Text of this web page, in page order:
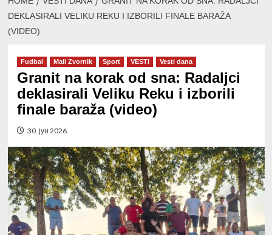
DEKLASIRALI VELIKU REKU I IZBORILI FINALE BARAŽA
(VIDEO)
Fudbal Mali Zvornik Sport VESTI Vesti dana
Granit na korak od sna: Radaljci
deklasirali Veliku Reku i izborili
finale baraža (video)
30. јун 2026.